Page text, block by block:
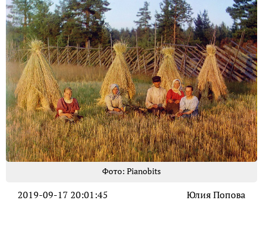
Фото: Pianobits
2019-09-17 20:01:45 Юлия Попова